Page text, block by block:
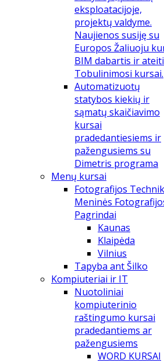
eksploatacijoje,
projektų valdyme.
Naujienos susiję su
Europos Žaliuoju
BIM dabartis ir
Tobulinimosi kursai.
Automatizuotų
statybos kiekių ir
sąmatų skaičiavimo
kursai
pradedantiesiems ir
pažengusiems su
Dimetris programa
Menų kursai
Fotografijos
Meninės
Pagrindai
Kaunas
Klaipėda
Vilnius
Tapyba ant Šilko
Kompiuteriai ir IT
Nuotoliniai
kompiuterinio
raštingumo kursai
pradedantiems ar
pažengusiems
WORD KURSAI